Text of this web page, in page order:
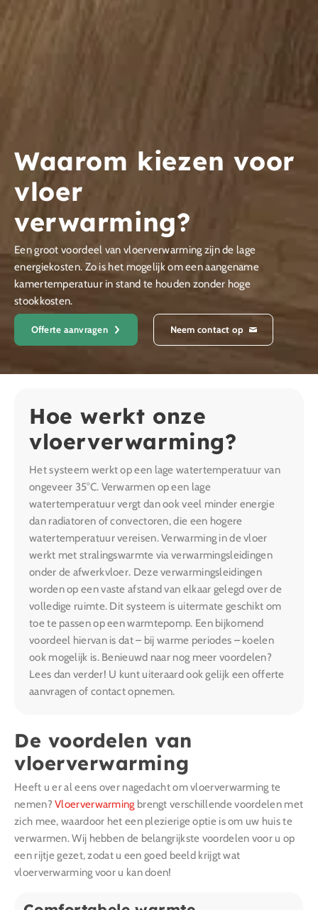
Waarom kiezen voor
vloer
verwarming?
Een groot voordeel van vloerverwarming zijn de lage
energiekosten. Zo is het mogelijk om een aangename
kamertemperatuur in stand te houden zonder hoge
stookkosten.
Offerte aanvragen Neem contact op
Hoe werkt onze
vloerverwarming?
Het systeem werkt op een lage watertemperatuur van
ongeveer 35°C. Verwarmen op een lage
watertemperatuur vergt dan ook veel minder energie
dan radiatoren of convectoren, die een hogere
watertemperatuur vereisen. Verwarming in de vloer
werkt met stralingswarmte via verwarmingsleidingen
onder de afwerkvloer. Deze verwarmingsleidingen
worden op een vaste afstand van elkaar gelegd over de
volledige ruimte. Dit systeem is uitermate geschikt om
toe te passen op een warmtepomp. Een bijkomend
voordeel hiervan is dat – bij warme periodes – koelen
ook mogelijk is. Benieuwd naar nog meer voordelen?
Lees dan verder! U kunt uiteraard ook gelijk een offerte
aanvragen of contact opnemen.
De voordelen van
vloerverwarming
Heeft u er al eens over nagedacht om vloerverwarming te
nemen?Vloerverwarming brengt verschillende voordelen met
zich mee, waardoor het een plezierige optie is om uw huis te
verwarmen. Wij hebben de belangrijkste voordelen voor u op
een rijtje gezet, zodat u een goed beeld krijgt wat
vloerverwarming voor u kan doen!